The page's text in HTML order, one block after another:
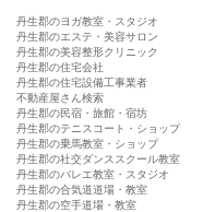
丹生郡のヨガ教室・スタジオ
丹生郡のエステ・美容サロン
丹生郡の美容整形クリニック
丹生郡の住宅会社
丹生郡の住宅設備工事業者
不動産屋さん検索
丹生郡の民宿・旅館・宿坊
丹生郡のテニスコート・ショップ
丹生郡の乗馬教室・ショップ
丹生郡の社交ダンススクール教室
丹生郡のバレエ教室・スタジオ
丹生郡の合気道道場・教室
丹生郡の空手道場・教室